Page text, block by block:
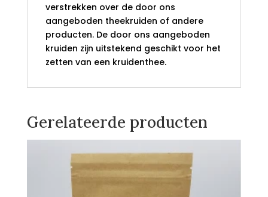
verstrekken over de door ons
aangeboden theekruiden of andere
producten. De door ons aangeboden
kruiden zijn uitstekend geschikt voor het
zetten van een kruidenthee.
Gerelateerde producten